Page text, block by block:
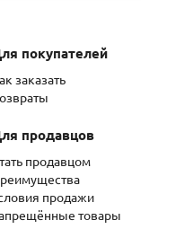
покупателей
заказать
продавцов
продавцом
продажи
товары